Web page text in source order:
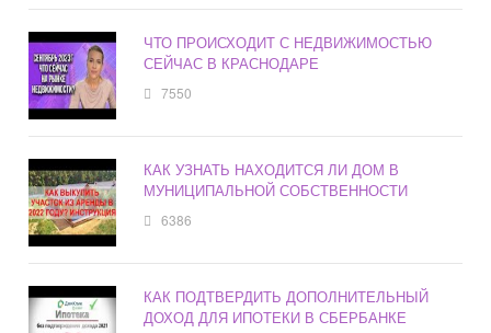
ЧТО ПРОИСХОДИТ С НЕДВИЖИМОСТЬЮ
СЕЙЧАС В КРАСНОДАРЕ
7550
КАК УЗНАТЬ НАХОДИТСЯ ЛИ ДОМ В
МУНИЦИПАЛЬНОЙ СОБСТВЕННОСТИ
6386
КАК ПОДТВЕРДИТЬ ДОПОЛНИТЕЛЬНЫЙ
ДОХОД ДЛЯ ИПОТЕКИ В СБЕРБАНКЕ